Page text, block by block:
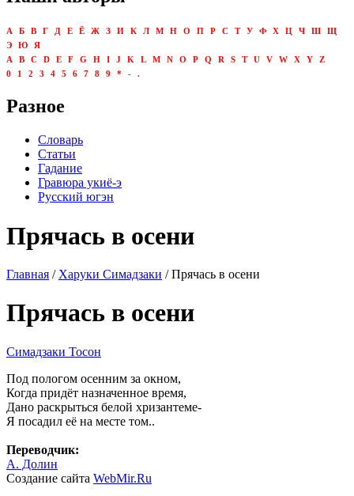
А Б В Г Д Е Ё Ж З И К Л М Н О П Р С Т У Ф Х Ц Ч Ш
Щ
Э
Ю
Я
A
B C D E F G H I J K L M N O P Q R S T U V W X Y
Z
0
1 2 3 4 5 6 7 8 9 * - .
Разное
Словарь
Статьи
Гадание
Гравюра укиё-э
Русский югэн
Прячась в осени
Главная / Харуки Симадзаки / Прячась в осени
Прячась в осени
Симадзаки Тосон
Под пологом осенним за окном,
Когда придёт назначенное время,
Дано раскрыться белой хризантеме-
Я посадил её на месте том..
Переводчик:
А. Долин
Создание сайта WebMir.Ru